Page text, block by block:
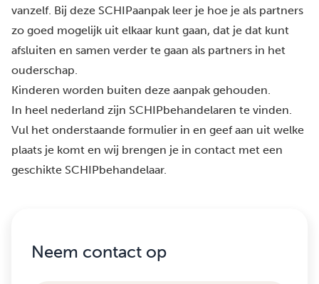
vanzelf. Bij deze SCHIPaanpak leer je hoe je als partners
zo goed mogelijk uit elkaar kunt gaan, dat je dat kunt
afsluiten en samen verder te gaan als partners in het
ouderschap.
Kinderen worden buiten deze aanpak gehouden.
In heel nederland zijn SCHIPbehandelaren te vinden.
Vul het onderstaande formulier in en geef aan uit welke
plaats je komt en wij brengen je in contact met een
geschikte SCHIPbehandelaar.
Neem contact op